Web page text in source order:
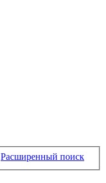
Расширенный поиск